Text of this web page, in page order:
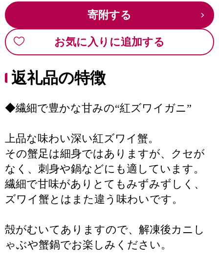
寄附する
お気に入りに追加する
返礼品の特徴
◆繊細で豊かな甘みの“紅ズワイガニ”
上品な味わい深い紅ズワイ蟹。
その蟹足は細身ではありますが、クセが
なく、刺身や鍋などにも適しています。
繊細で甘味がありとてもみずみずしく、
ズワイ蟹とはまた違う味わいです。
殻がむいてありますので、解凍後カニし
ゃぶや蟹鍋でお楽しみください。